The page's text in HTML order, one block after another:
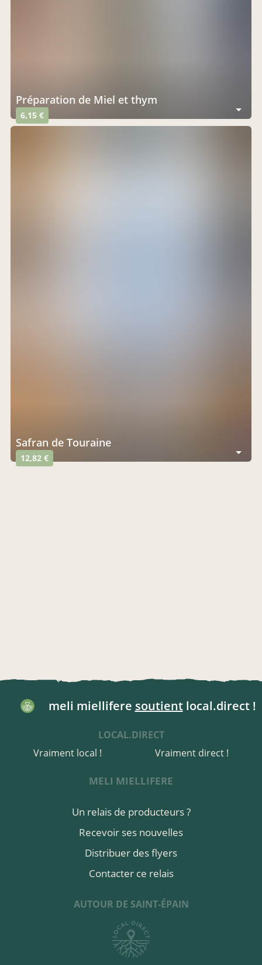
Préparation de Miel et thym
6,15 €
Safran de Touraine
12,82 €
meli miellifere soutientlocal.direct !
LOCAL.DIRECT
Vraiment local !
Vraiment direct !
MELI MIELLIFERE
Un relais de producteurs ?
Recevoir ses nouvelles
Distribuer des flyers
Contacter ce relais
AUTOUR DE SAINT-ÉPAIN